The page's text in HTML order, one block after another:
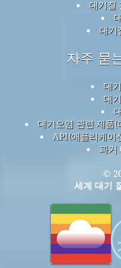
대기질
대기
자주 묻
대
대
대기오염 관련 제품
API(애플리케이
과거
©
세계 대기